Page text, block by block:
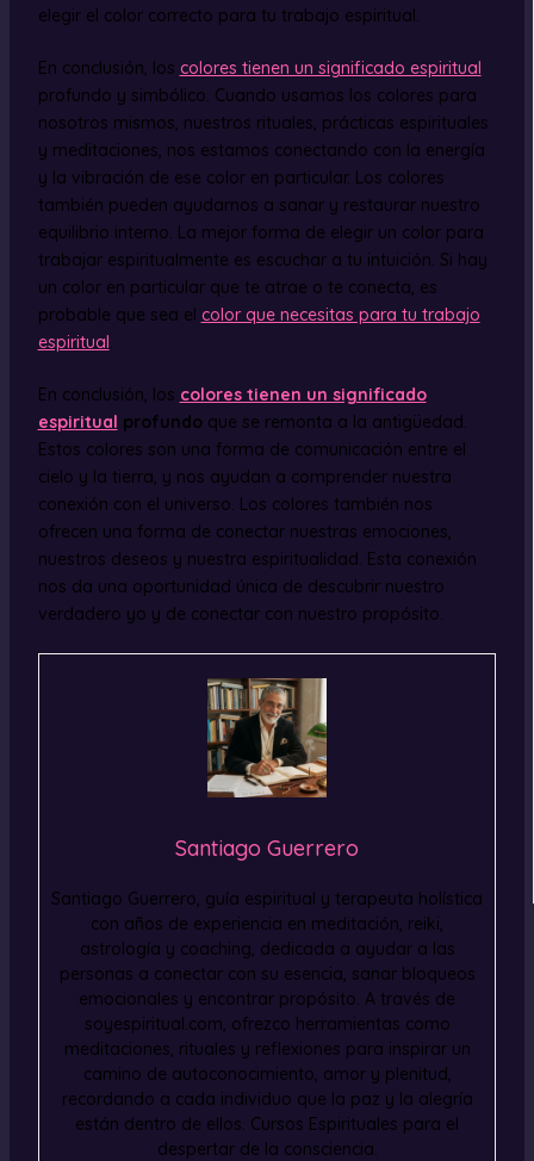
elegir el color correcto para tu trabajo espiritual.
En conclusión, los colores tienen un significado espiritual
profundo y simbólico. Cuando usamos los colores para
nosotros mismos, nuestros rituales, prácticas espirituales
y meditaciones, nos estamos conectando con la energía
y la vibración de ese color en particular. Los colores
también pueden ayudarnos a sanar y restaurar nuestro
equilibrio interno. La mejor forma de elegir un color para
trabajar espiritualmente es escuchar a tu intuición. Si hay
un color en particular que te atrae o te conecta, es
probable que sea el color que necesitas para tu trabajo
espiritual.
En conclusión, los colores tienen un significado
espiritual profundoque se remonta a la antigüedad.
Estos colores son una forma de comunicación entre el
cielo y la tierra, y nos ayudan a comprender nuestra
conexión con el universo. Los colores también nos
ofrecen una forma de conectar nuestras emociones,
nuestros deseos y nuestra espiritualidad. Esta conexión
nos da una oportunidad única de descubrir nuestro
verdadero yo y de conectar con nuestro propósito.
Santiago Guerrero
Santiago Guerrero, guía espiritual y terapeuta holística
con años de experiencia en meditación, reiki,
astrología y coaching, dedicada a ayudar a las
personas a conectar con su esencia, sanar bloqueos
emocionales y encontrar propósito. A través de
soyespiritual.com, ofrezco herramientas como
meditaciones, rituales y reflexiones para inspirar un
camino de autoconocimiento, amor y plenitud,
recordando a cada individuo que la paz y la alegría
están dentro de ellos. Cursos Espirituales para el
despertar de la consciencia.